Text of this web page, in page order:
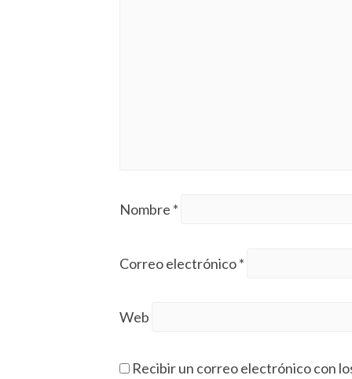
Nombre *
Correo electrónico*
Web
Recibir un correo electrónico con